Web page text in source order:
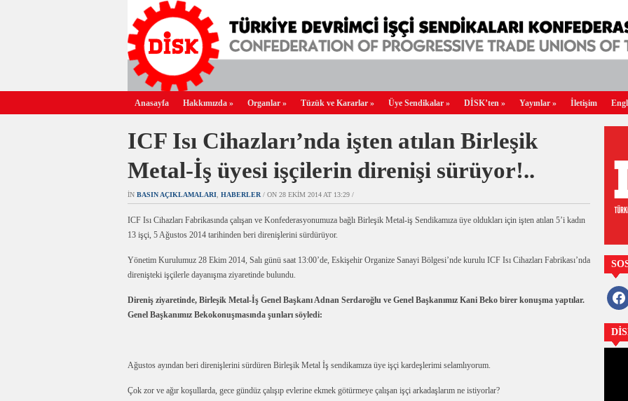
Anasayfa Hakkımızda » Organlar » Tüzük ve Kararlar » Üye Sendikalar » DİSK’ten » Yayınlar » İletişim
ICF Isı Cihazları’nda işten atılan Birleşik
Metal-İş üyesi işçilerin direnişi sürüyor!..
IN BASIN AÇIKLAMALARI HABERLER / ON 28 EKIM 2014 AT 13:29 /
ICF Isı Cihazları Fabrikasında çalışan ve Konfederasyonumuza bağlı Birleşik Metal-iş Sendikamıza üye oldukları için işten atılan 5’i kadın
13 işçi, 5 Ağustos 2014 tarihinden beri direnişlerini sürdürüyor.
Yönetim Kurulumuz 28 Ekim 2014, Salı günü saat 13:00’de, Eskişehir Organize Sanayi Bölgesi’nde kurulu ICF Isı Cihazları Fabrikası’nda
direnişteki işçilerle dayanışma ziyaretinde bulundu.
Direniş ziyaretinde, Birleşik Metal-İş Genel Başkanı Adnan Serdaroğlu ve Genel Başkanımız Kani Beko birer konuşma yaptılar.
Genel Başkanımız Bekokonuşmasında şunları söyledi:
Ağustos ayından beri direnişlerini sürdüren Birleşik Metal İş sendikamıza üye işçi kardeşlerimi selamlıyorum.
Çok zor ve ağır koşullarda, gece gündüz çalışıp evlerine ekmek götürmeye çalışan işçi arkadaşlarım ne istiyorlar?